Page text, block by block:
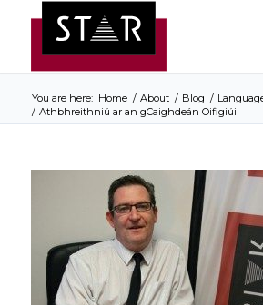
You are here: Home / About / Blog /
/ Athbhreithniú ar an gCaighdeán Oifigiúil